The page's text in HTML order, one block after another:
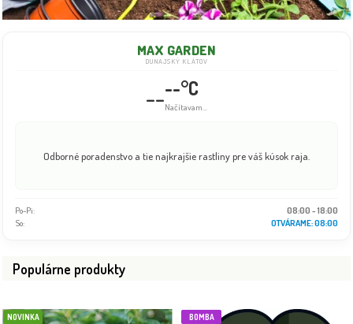
MAX GARDEN
DUNAJSKÝ KLÁTOV
----°C
Načítavam...
Odborné poradenstvo a tie najkrajšie rastliny pre váš kúsok raja.
Po-Pi:
08:00 - 18:00
So:
08:00 - 16:00
Populárne produkty
NOVINKA BOMBA